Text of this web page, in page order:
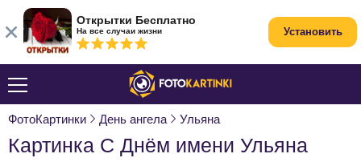
ФотоКартинки День ангела Ульяна
Картинка С Днём имени Ульяна
Открытки Бесплатно
На все случаи жизни Установить